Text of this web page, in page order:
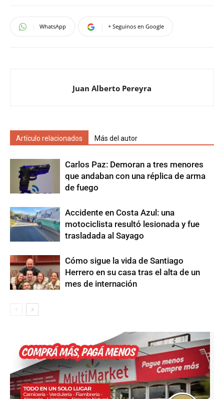
WhatsApp + Seguinos en Google
Juan Alberto Pereyra
Artículo relacionados Más del autor
Carlos Paz: Demoran a tres menores
que andaban con una réplica de arma
de fuego
Accidente en Costa Azul: una
motociclista resultó lesionada y fue
trasladada al Sayago
Cómo sigue la vida de Santiago
Herrero en su casa tras el alta de un
mes de internación